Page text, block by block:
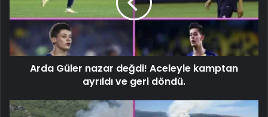
Arda Güler nazar değdi! Aceleyle kamptan
ayrıldı ve geri döndü.